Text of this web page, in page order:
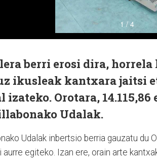
berri erosi dira,
ikusleak kantxara jaitsi
izateko. Orotara,
Udalak.
Udalak inbertsio berria gauzatu du
aurre egiteko. Izan ere, orain arte